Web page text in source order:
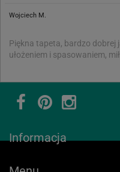
Wojciech M.
Piękna tapeta, bardzo dobrej
ułożeniem i spasowaniem,
Informacja